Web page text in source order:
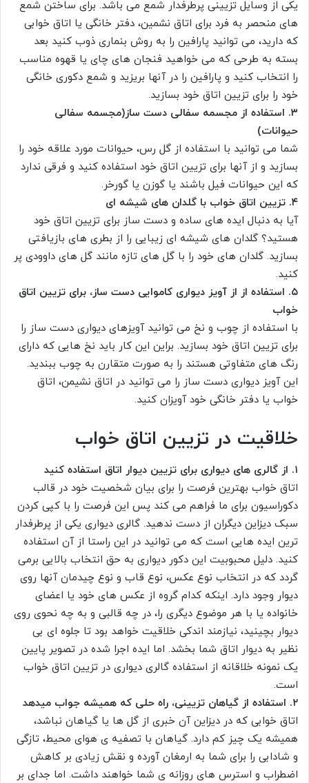
یکی از وسایل تزیینی پرطرفدار شمع می باشد. برای ساختن شمع
های منحصر به فرد برای اتاق نشمین، دفتر خانگی یا اتاق خوابی
که دارید، می توانید پارافین را به روش بنماری ذوب کنید بعد
بسته به طرحی که می خواهید فنجان های چای یا قهوه مناسب
را انتخاب کنید و پارافین را در آنها بریزید و شمع دکوری خانگی
خود را برای تزیین اتاق خود بسازید.
۳. استفاده از مجسمه سفالی دست ساز(مجسمه سفالی
حیوانات)
شما می توانید با استفاده از گل رس، حیوانات مورد علاقه خود را
بسازید و از آنها برای تزیین اتاق خود استفاده کنید و فرقی ندارد
که این حیوانات فیل باشند یا گوزن یا گورخر.
۴. تزیین اتاق خواب با گلدان های شیشه ای
آیا به دنبال ایده های ساده و دست ساز برای تزیین اتاق خود
هستید؟ گلدان های شیشه ای زیبایی را از بطری های بازیافتی
بسازید. گلدان های خود را با گل های تازه مانند گل های داوودی پر
کنید.
۵. استفاده از از آویز دیواری کاموایی دست ساز، برای تزیین اتاق
خواب
با استفاده از چوب و نخ می توانید آویزهای دیواری دست ساز را
برای تزیین اتاق خود بسازید. براین این کار باید نخ هایی که دارای
رنگ های متفاوتی هستند را به صورت متقارن به چوب ببندید.
این آویز دیواری دست ساز را می توانید در اتاق نشیمن، اتاق
خواب یا دفتر خانگی خود آویزان کنید.
خلاقیت در تزیین اتاق خواب
۱. از گالری های دیواری برای تزیین دیوار اتاق استفاده کنید
اتاق خواب بهترین فرصت را برای بیان شخصیت خود در قالب
دکوراسیون برای ما فراهم می کند پس این فرصت را با کپی کردن
سبک دیزاین دیگران از دست ندهید. گالری دیواری یکی از پرطرفدار
ترین ایده هایی است که می توانید در این راستا از آن استفاده
کنید. دلیل محبوبیت این دکور دیواری به حق انتخاب بالایی برمی
گردد که در انتخاب نوع عکس، نوع قاب و نوع چیدمان آنها روی
دیوار وجود دارد. اینکه کدام گروه از عکس های خود یا اعضای
خانواده یا با هر موضوع دیگری را، در چه قالبی و به چه نحوی روی
دیوار بچینید، نیازمند اندکی خلاقیت خواهد بود تا جلوه ای بی
نظیر به دیوار اتاق شما بخشد. اما ایده اجرا شده در تصویر پایین
یک نمونه خلاقانه از استفاده گالری دیواری در تزیین اتاق خواب
است.
۲. استفاده از گیاهان تزیینی، راه حلی که همیشه جواب میدهد
اتاق خوابی که در دیزاین آن خبری از گل ها یا گیاهان نباشد،
همیشه یک چیز کم دارد. گیاهان با تصفیه ی هوای محیط، تازگی
و شادابی را برای شما به ارمغان آورده و نقش زیادی بر کاهش
اضطراب و استرس های روزانه ی شما خواهند داشت. اما جدای بر